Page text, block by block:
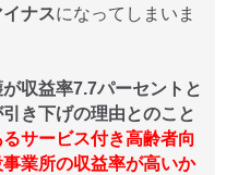
ナスになってしまいま
収益率7.7パーセントと
き下げの理由とのこと
サービス付き高齢者向
業所の収益率が高いか